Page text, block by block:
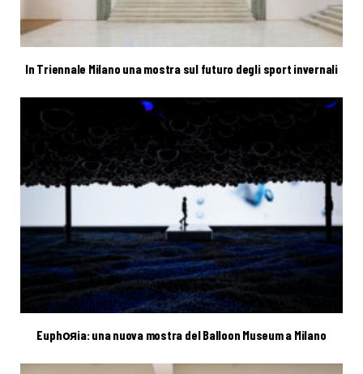
In Triennale Milano una mostra sul futuro degli sport invernali
Euphояia: una nuova mostra del Balloon Museum a Milano